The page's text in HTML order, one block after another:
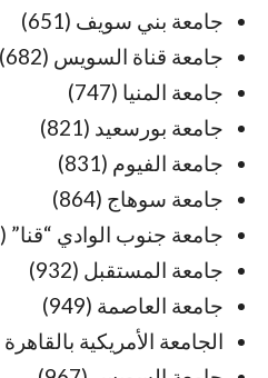
جامعة بني سويف (651)
جامعة قناة السويس (682)
جامعة المنيا (747)
جامعة بورسعيد (821)
جامعة الفيوم (831)
جامعة سوهاج (864)
جامعة جنوب الوادي “قنا” (888)
جامعة المستقبل (932)
جامعة العاصمة (949)
الجامعة الأمريكية بالقاهرة